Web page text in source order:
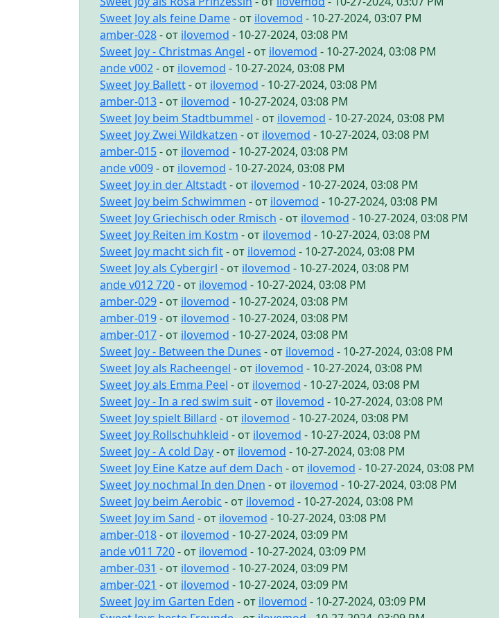
Sweet Joy als feine Dame- от ilovemod - 10-27-2024, 03:07 PM
amber-028- от ilovemod - 10-27-2024, 03:08 PM
Sweet Joy - Christmas Angel - от ilovemod - 10-27-2024, 03:08 PM
ande v002- от ilovemod - 10-27-2024, 03:08 PM
Sweet Joy Ballett- от ilovemod - 10-27-2024, 03:08 PM
amber-013- от ilovemod - 10-27-2024, 03:08 PM
Sweet Joy beim Stadtbummel - от ilovemod - 10-27-2024, 03:08 PM
Sweet Joy Zwei Wildkatzen - от ilovemod - 10-27-2024, 03:08 PM
amber-015- от ilovemod - 10-27-2024, 03:08 PM
ande v009- от ilovemod - 10-27-2024, 03:08 PM
Sweet Joy in der Altstadt- от ilovemod - 10-27-2024, 03:08 PM
Sweet Joy beim Schwimmen - от ilovemod - 10-27-2024, 03:08 PM
Sweet Joy Griechisch oder Rmisch - от ilovemod - 10-27-2024, 03:08 PM
Sweet Joy Reiten im Kostm - от ilovemod - 10-27-2024, 03:08 PM
Sweet Joy macht sich fit- от ilovemod - 10-27-2024, 03:08 PM
Sweet Joy als Cybergirl - от ilovemod - 10-27-2024, 03:08 PM
ande v012 720- от ilovemod - 10-27-2024, 03:08 PM
amber-029- от ilovemod - 10-27-2024, 03:08 PM
amber-019- от ilovemod - 10-27-2024, 03:08 PM
amber-017- от ilovemod - 10-27-2024, 03:08 PM
Sweet Joy - Between the Dunes - от ilovemod - 10-27-2024, 03:08 PM
Sweet Joy als Racheengel - от ilovemod - 10-27-2024, 03:08 PM
Sweet Joy als Emma Peel - от ilovemod - 10-27-2024, 03:08 PM
Sweet Joy - In a red swim suit- от ilovemod - 10-27-2024, 03:08 PM
Sweet Joy spielt Billard - от ilovemod - 10-27-2024, 03:08 PM
Sweet Joy Rollschuhkleid - от ilovemod - 10-27-2024, 03:08 PM
Sweet Joy - A cold Day- от ilovemod - 10-27-2024, 03:08 PM
Sweet Joy Eine Katze auf dem Dach - от ilovemod - 10-27-2024, 03:08 PM
Sweet Joy nochmal In den Dnen - от ilovemod - 10-27-2024, 03:08 PM
Sweet Joy beim Aerobic - от ilovemod - 10-27-2024, 03:08 PM
Sweet Joy im Sand - от ilovemod - 10-27-2024, 03:08 PM
amber-018- от ilovemod - 10-27-2024, 03:09 PM
ande v011 720- от ilovemod - 10-27-2024, 03:09 PM
amber-031 - от ilovemod - 10-27-2024, 03:09 PM
amber-021 - от ilovemod - 10-27-2024, 03:09 PM
Sweet Joy im Garten Eden - от ilovemod - 10-27-2024, 03:09 PM